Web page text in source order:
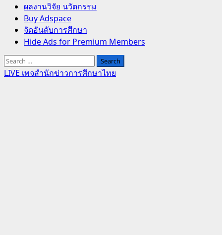
ผลงานวิจัย นวัตกรรม
Buy Adspace
จัดอันดับการศึกษา
Hide Ads for Premium Members
Search
for:
LIVE เพจสำนักข่าวการศึกษาไทย